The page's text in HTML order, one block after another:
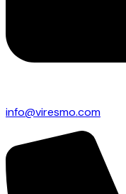
info@viresmo.com